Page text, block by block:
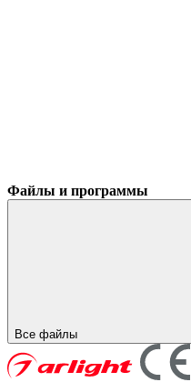
Файлы и программы
Все файлы